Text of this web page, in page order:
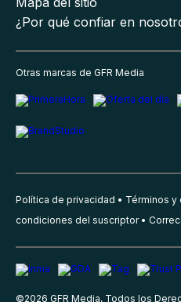
¿Por qué confiar en
Otras marcas de GFR Media
Política de privacidad Términos y
condiciones del suscriptor
©2026 GFR Media, Todos los